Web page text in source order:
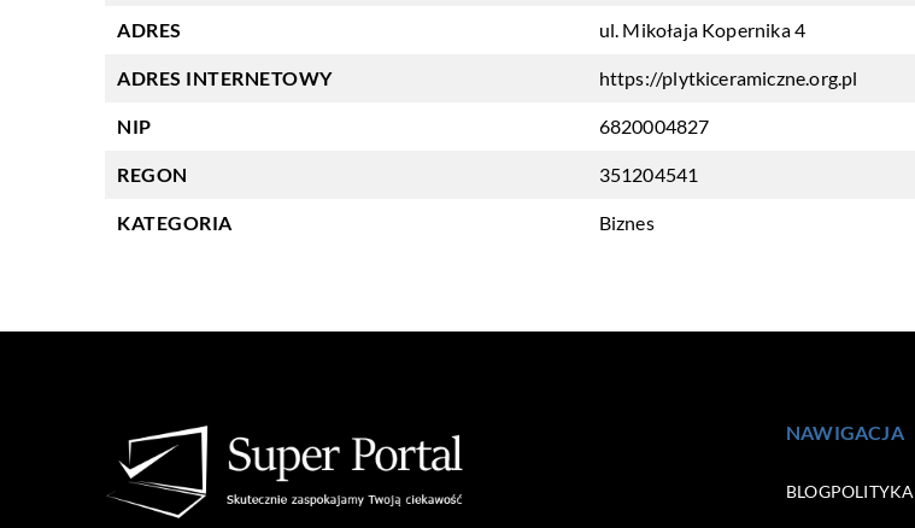
ADRES ul. Mikołaja Kopernika 4
ADRES INTERNETOWY https://plytkiceramiczne.org.pl
NIP 6820004827
REGON 351204541
KATEGORIA Biznes
NAWIGACJA
BLOG